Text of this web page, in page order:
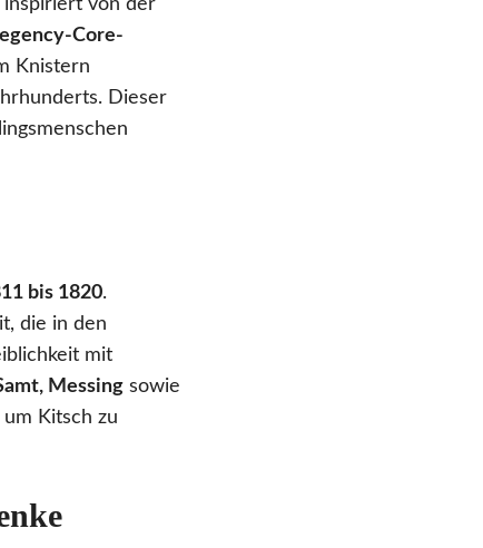
Core-
Knistern
Dieser
bis 1820.
die in den
mit
Messing sowie
Kitsch zu